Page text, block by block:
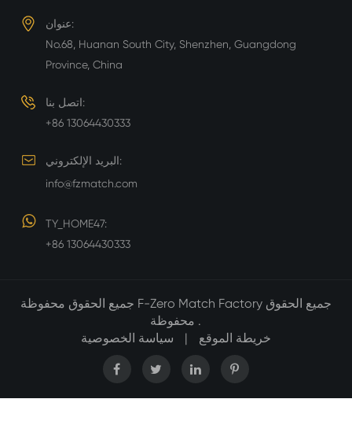
عنوان:
No.68, Huanan South City, Shenzhen, Guangdong
Province, China
اتصل بنا:
+86 13064430333
البريد الإلكتروني:
info@fzmatch.com
TY_HOME47:
+86 13064430333
F-Zero Match Factory جميع الحقوق
محفوظة .
خريطة الموقع
| سياسة الخصوصية